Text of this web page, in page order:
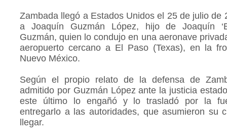
Zambada llegó a Estados Unidos el 25 de julio de
a Joaquín Guzmán López, hijo de Joaquín
Guzmán, quien lo condujo en una aeronave
aeropuerto cercano a El Paso (Texas), en la
Nuevo México.
Según el propio relato de la defensa de
admitido por Guzmán López ante la justicia
este último lo engañó y lo trasladó por la
entregarlo a las autoridades, que asumieron su
llegar.